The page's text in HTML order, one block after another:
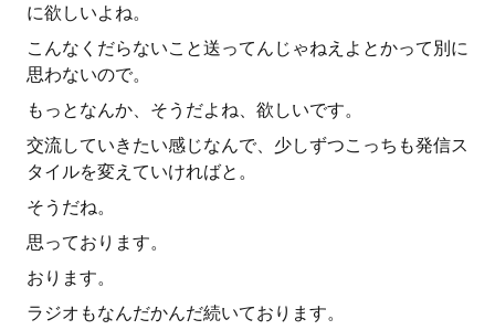
に欲しいよね。
こんなくだらないこと送ってんじゃねえよとかって別に
思わないので。
もっとなんか、そうだよね、欲しいです。
交流していきたい感じなんで、少しずつこっちも発信ス
タイルを変えていければと。
そうだね。
思っております。
おります。
ラジオもなんだかんだ続いております。